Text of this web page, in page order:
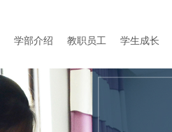
学部介绍 教职员工 学生成长